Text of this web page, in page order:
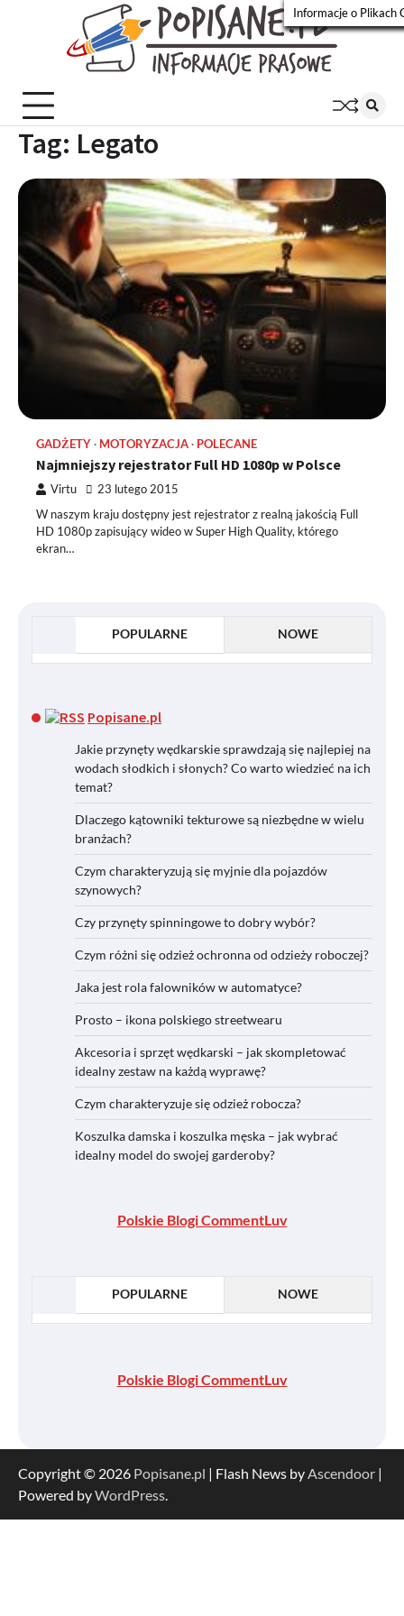
Tag: Legato
GADŻETY MOTORYZACJA POLECANE
Najmniejszy rejestrator Full HD 1080p w Polsce
Virtu 23 lutego 2015
W naszym kraju dostępny jest rejestrator z realną jakością Full
HD 1080p zapisujący wideo w Super High Quality, którego
ekran…
POPULARNE NOWE
Popisane.pl
Jakie przynęty wędkarskie sprawdzają się najlepiej na
wodach słodkich i słonych? Co warto wiedzieć na ich
temat?
Dlaczego kątowniki tekturowe są niezbędne w wielu
branżach?
Czym charakteryzują się myjnie dla pojazdów
szynowych?
Czy przynęty spinningowe to dobry wybór?
Czym różni się odzież ochronna od odzieży roboczej?
Jaka jest rola falowników w automatyce?
Prosto – ikona polskiego streetwearu
Akcesoria i sprzęt wędkarski – jak skompletować
idealny zestaw na każdą wyprawę?
Czym charakteryzuje się odzież robocza?
Koszulka damska i koszulka męska – jak wybrać
idealny model do swojej garderoby?
Polskie Blogi CommentLuv
POPULARNE NOWE
Polskie Blogi CommentLuv
Copyright © 2026 Popisane.pl | Flash News byAscendoor |
Powered byWordPress.
Informacje o Plikach